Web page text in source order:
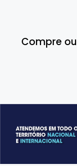
Compre